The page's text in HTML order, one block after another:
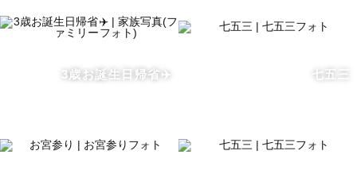
3歳お誕生日帰省✈️ 七五三